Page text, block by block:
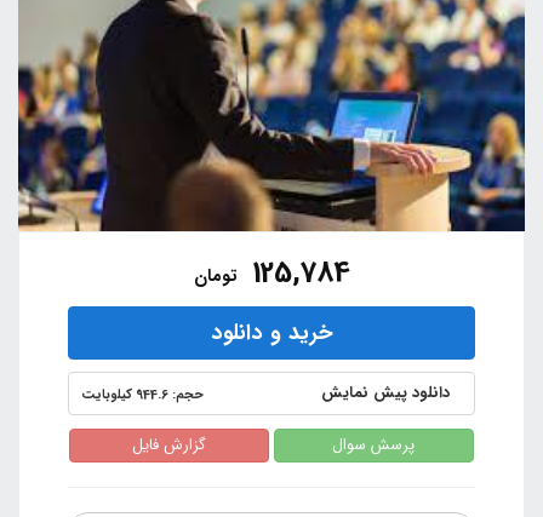
125,784 تومان
خرید و دانلود
دانلود پیش نمایش حجم: 944.6 کیلوبایت
پرسش سوال گزارش فایل